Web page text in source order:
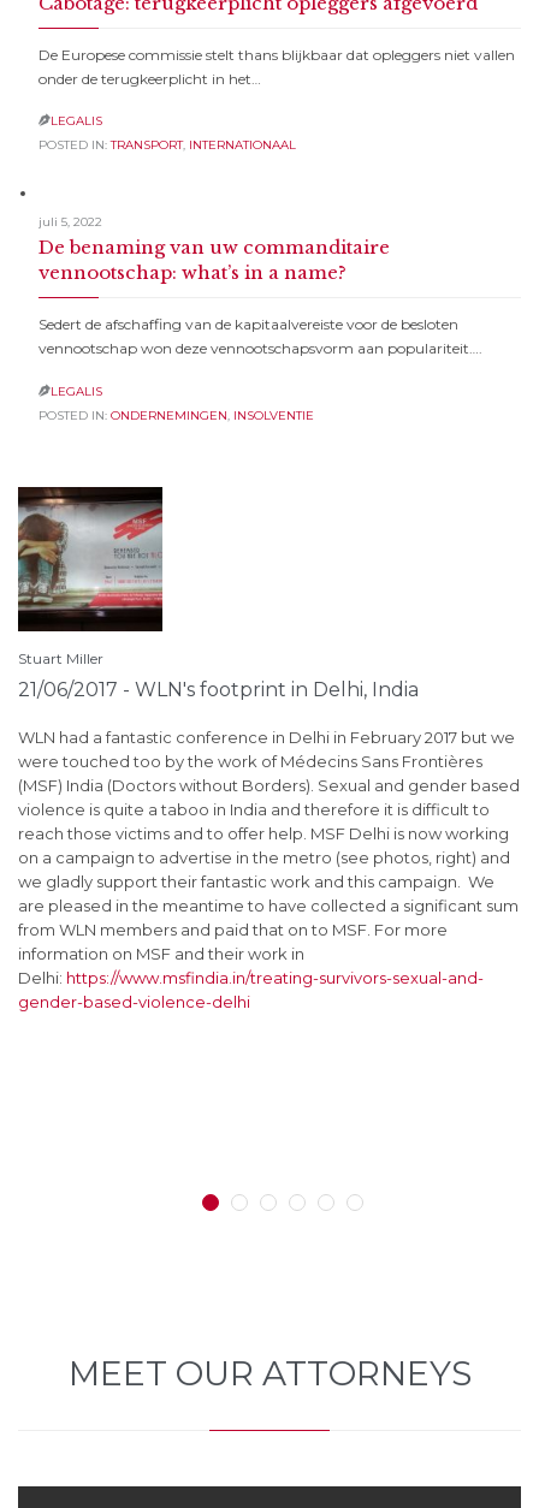
De Europese commissie stelt thans blijkbaar dat opleggers niet vallen
onder de terugkeerplicht in het…
LEGALIS
POSTED IN:TRANSPORT, INTERNATIONAAL
juli 5, 2022
De benaming van uw commanditaire
vennootschap: what’s in a name?
Sedert de afschaffing van de kapitaalvereiste voor de besloten
vennootschap won deze vennootschapsvorm aan populariteit….
LEGALIS
POSTED IN: ONDERNEMINGEN, INSOLVENTIE
Stuart Miller
21/06/2017 - WLN's footprint in Delhi, India
WLN had a fantastic conference in Delhi in February 2017 but we
were touched too by the work of Médecins Sans Frontières
(MSF) India (Doctors without Borders). Sexual and gender based
violence is quite a taboo in India and therefore it is difficult to
reach those victims and to offer help. MSF Delhi is now working
on a campaign to advertise in the metro (see photos, right) and
we gladly support their fantastic work and this campaign. We
are pleased in the meantime to have collected a significant sum
from WLN members and paid that on to MSF. For more
information on MSF and their work in
Delhi: https://www.msfindia.in/treating-survivors-sexual-and-
gender-based-violence-delhi
MEET OUR ATTORNEYS